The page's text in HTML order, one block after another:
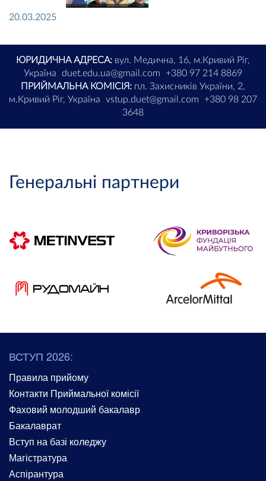
20.03.2025
ЮРИДИЧНА АДРЕСА: вул. Медична, 16, м.Кривий Ріг,
Україна
duet.edu.ua@gmail.com
+380 97 214 8869
ПРИЙМАЛЬНА КОМІСІЯ: пл. Захисників України, 2,
м.Кривий Ріг, Україна
vstup.duet@gmail.com
+380 98 207
3648
Генеральні партнери
ВСТУП 2026:
Правила прийому
Контакти Приймальної комісії
Фаховий молодший бакалавр
Бакалаврат
Вступ на базі коледжу
Магістратура
Аспірантура